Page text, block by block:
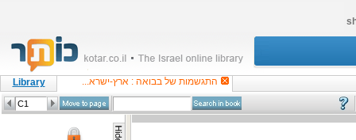
Library התגשמות של בבואה : ארץ-ישרא...